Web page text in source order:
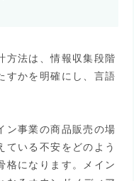
方法は、情報収集段階
すかを明確にし、言語
ン事業の商品販売の場
ている不安をどのよう
格になります。メイン